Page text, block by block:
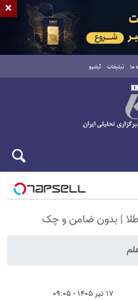
ما تبلیغات آرشیو
۱۷ تیر ۱۴۰۵ - ۰۹:۰۵
×